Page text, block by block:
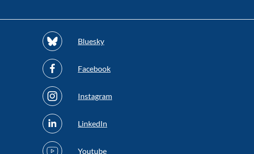
Bluesky
Facebook
Instagram
LinkedIn
Youtube